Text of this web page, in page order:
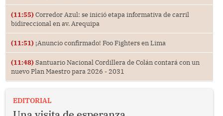
(11:55) Corredor Azul: se inició etapa informativa de carril
bidireccional en av. Arequipa
(11:51) ¡Anuncio confirmado! Foo Fighters en Lima
(11:48) Santuario Nacional Cordillera de Colán contará con un
nuevo Plan Maestro para 2026 - 2031
EDITORIAL